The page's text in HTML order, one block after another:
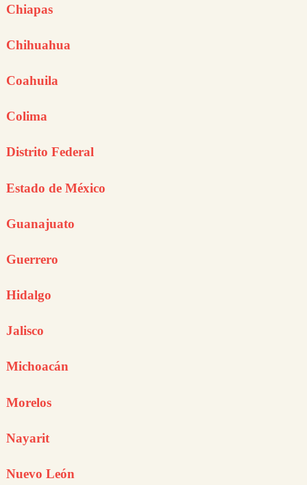
Chiapas
Chihuahua
Coahuila
Colima
Distrito Federal
Estado de México
Guanajuato
Guerrero
Hidalgo
Jalisco
Michoacán
Morelos
Nayarit
Nuevo León